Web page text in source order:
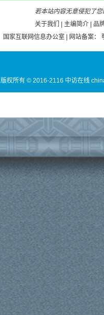
若本站内容无意侵犯了
关于我们
主编简介
品
国家互联网信息办公室 | 网站备案：
版权所有 © 2016-2116 中访在线